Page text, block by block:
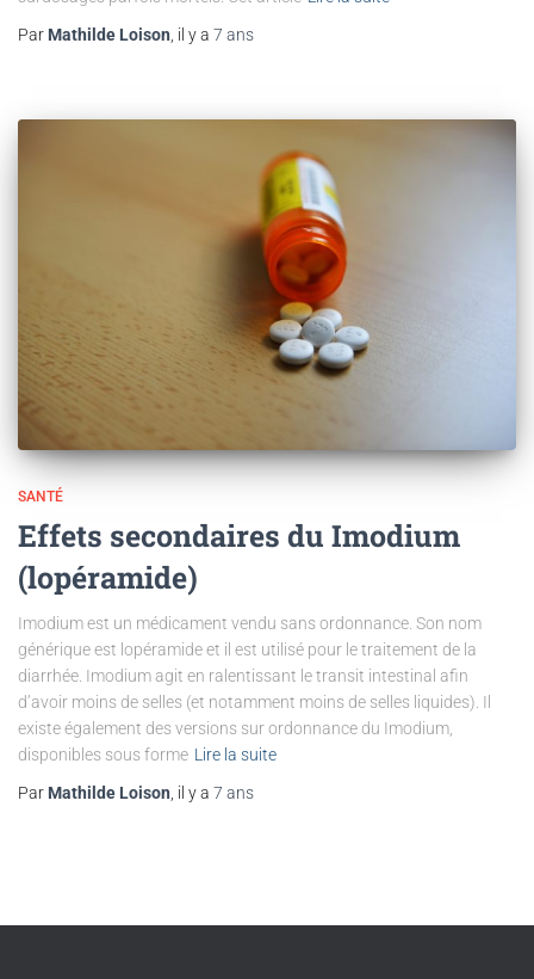
Par Mathilde Loison , il y a 7 ans
SANTÉ
Effets secondaires du Imodium
(lopéramide)
Imodium est un médicament vendu sans ordonnance. Son nom
générique est lopéramide et il est utilisé pour le traitement de la
diarrhée. Imodium agit en ralentissant le transit intestinal afin
d’avoir moins de selles (et notamment moins de selles liquides). Il
existe également des versions sur ordonnance du Imodium,
disponibles sous forme Lire la suite
Par Mathilde Loison, il y a 7 ans